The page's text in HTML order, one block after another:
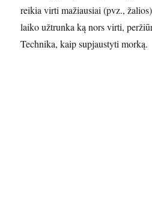
reikia virti mažiausiai (pvz.,
laiko užtrunka ką nors virti,
Technika, kaip supjaustyti morką.